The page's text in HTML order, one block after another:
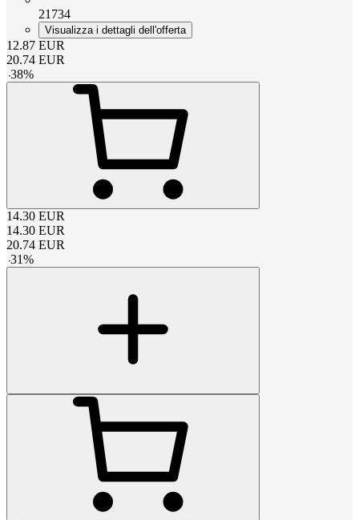
21734
Visualizza i dettagli dell'offerta
12.87 EUR
20.74 EUR
-38%
14.30 EUR
14.30 EUR
20.74 EUR
-31%